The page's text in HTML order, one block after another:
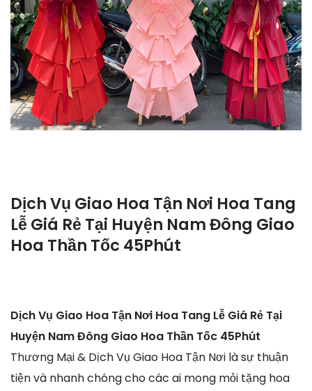
Dịch Vụ Giao Hoa Tận Nơi Hoa Tang
Lễ Giá Rẻ Tại Huyện Nam Đông Giao
Hoa Thần Tốc 45Phút
Dịch Vụ Giao Hoa Tận Nơi Hoa Tang Lễ Giá Rẻ Tại
Huyện Nam Đông Giao Hoa Thần Tốc 45Phút
Thương Mại & Dịch Vụ Giao Hoa Tận Nơi là sự thuận
tiện và nhanh chóng cho các ai mong mỏi tặng hoa